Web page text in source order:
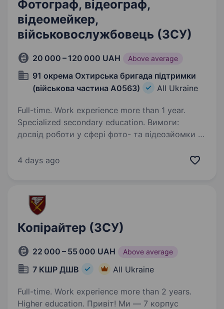
Фотограф, відеограф,
відеомейкер,
військовослужбовець (ЗСУ)
20 000 – 120 000 UAH Above average
91 окрема Охтирська бригада підтримки
(військова частина А0563)
All Ukraine
Full-time. Work experience more than 1 year.
Specialized secondary education. Вимоги:
досвід роботи у сфері фото- та відеозйомки у
інтерв'ю, документалістика, промо); знання
4 days ago
Копірайтер (ЗСУ)
22 000 – 55 000 UAH Above average
7 КШР ДШВ All Ukraine
Full-time. Work experience more than 2 years.
Higher education. Привіт! Ми — 7 корпус